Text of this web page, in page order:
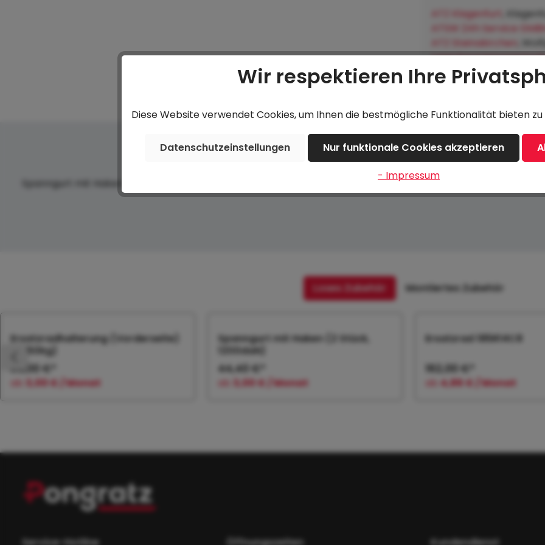
ATZ Klagenfurt ,
ATSW 24h Service GMBH
ATZ Steinakirchen
,
Hofkirchen an der
Beschreibung Bewertungen
Spanngurt mit Haken (2 Stück, 1200daN)
Loses Zubehör Montiertes Zubehör
Produktgalerie überspringen
Ersatzradhalterung (Vorderseite)
(>750kg)
36,00 €*
ab 3,00 € / Monat
Spanngurt mit Haken (2 Stück,
1200daN)
44,40 €*
ab 3,00 € / Monat
Ersatzrad 185R14C8
162,00 €*
ab 4,86 € / Monat
Wir respektieren Ihre
Diese Website verwendet Cookies, um Ihnen die bestmögliche Funktionalität bieten zu
Datenschutzeinstellungen Nur funktionale Cookies akzeptieren
- Impressum